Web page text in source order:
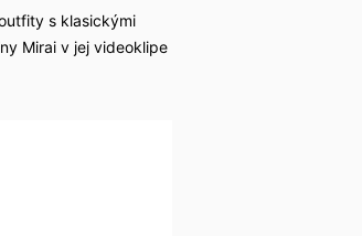
Kravatové spony
Manžetové gombíky
LinkedIn
Instagram
s klasickými
Mirai v jej videoklipe